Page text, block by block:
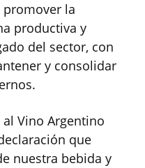
la
productiva y
del sector, con
y consolidar
al Vino Argentino
que
nuestra bebida y